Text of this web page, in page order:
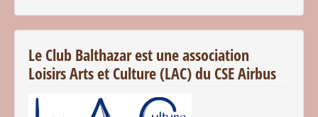
Le Club Balthazar est une association
Loisirs Arts et Culture (LAC) du CSE Airbus